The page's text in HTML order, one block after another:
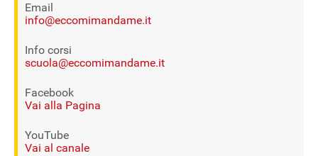
Email
info@eccomimandame.it
Info corsi
scuola@eccomimandame.it
Facebook
Vai alla Pagina
YouTube
Vai al canale